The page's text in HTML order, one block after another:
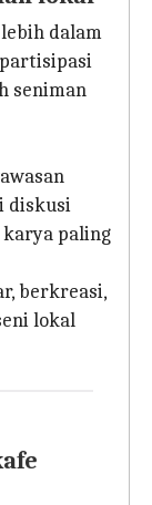
dalam
seniman
diskusi
paling
berkreasi,
lokal